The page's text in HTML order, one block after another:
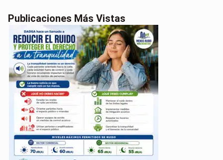
Publicaciones Más Vistas